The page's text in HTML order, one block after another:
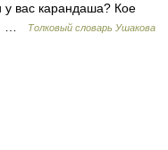
у вас карандаша? Кое
…
Толковый словарь Ушакова